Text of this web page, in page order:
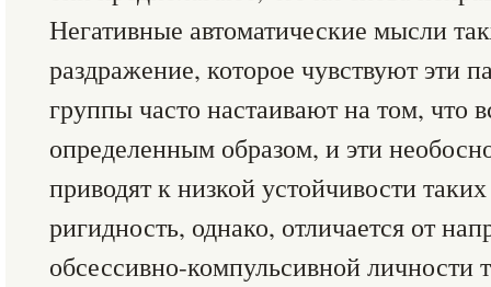
Негативные автоматические мысли
раздражение, которое чувствуют эти
группы часто настаивают на том, что
определенным образом, и эти
приводят к низкой устойчивости
ригидность, однако, отличается от
обсессивно-компульсивной личности